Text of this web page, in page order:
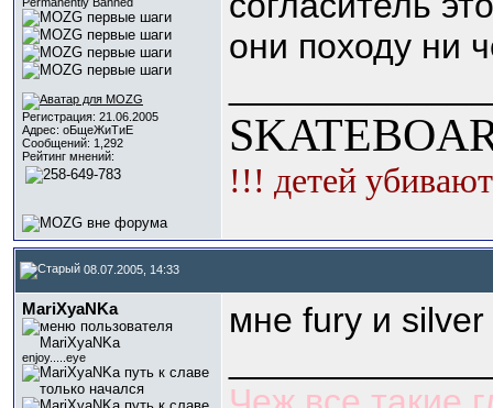
Регистрация: 21.06.2005
Адрес: оБщеЖиТиЕ
Сообщений: 1,292
Рейтинг мнений:
они походу ни
!!! детей
08.07.2005, 14:33
МariXyaNKa
enjoy.....eye
мне fury и silver